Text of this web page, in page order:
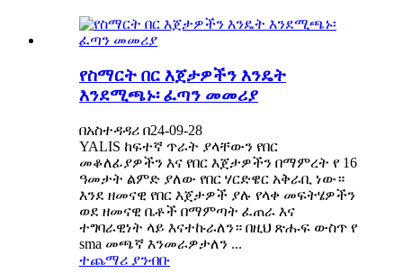
የስማርት በር እጀታዎችን እንዴት
እንደሚጫኑ፡ ፈጣን መመሪያ
በአስተዳዳሪ በ24-09-28
YALIS ከፍተኛ ጥራት ያላቸውን የበር
መቆለፊያዎችን እና የበር እጀታዎችን በማምረት የ 16
ዓመታት ልምድ ያለው የበር ሃርድዌር አቅራቢ ነው።
እንደ ዘመናዊ የበር እጀታዎች ያሉ የላቀ መፍትሄዎችን
ወደ ዘመናዊ ቤቶች በማምጣት ፈጠራ እና
ተግባራዊነት ላይ እናተኩራለን። በዚህ ጽሑፍ ውስጥ የ
sma መጫኛ እንመራዎታለን ...
ተጨማሪ ያንብቡ